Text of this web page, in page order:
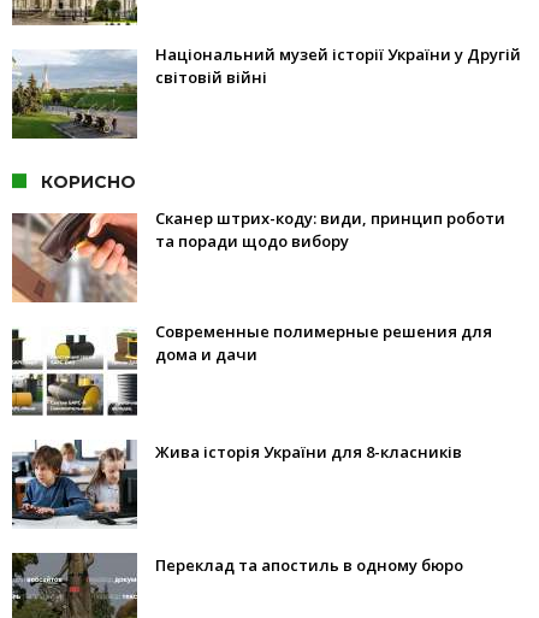
Національний музей історії України у Другій
світовій війні
КОРИСНО
Сканер штрих-коду: види, принцип роботи
та поради щодо вибору
Современные полимерные решения для
дома и дачи
Жива історія України для 8-класників
Переклад та апостиль в одному бюро